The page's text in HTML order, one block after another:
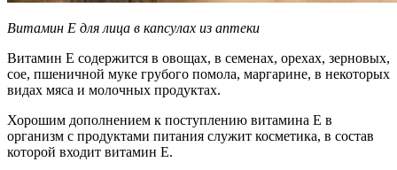
Витамин Е для лица в капсулах из аптеки
Витамин Е содержится в овощах, в семенах, орехах, зерновых,
сое, пшеничной муке грубого помола, маргарине, в некоторых
видах мяса и молочных продуктах.
Хорошим дополнением к поступлению витамина Е в
организм с продуктами питания служит косметика, в состав
которой входит витамин Е.